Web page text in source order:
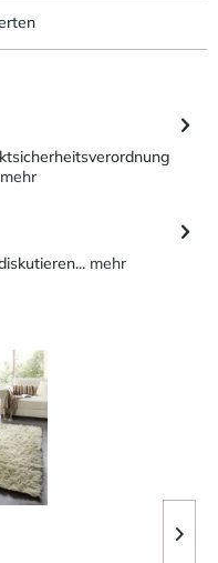
mehr
mehr